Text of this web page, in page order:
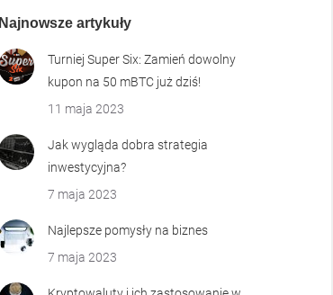
Najnowsze artykuły
Turniej Super Six: Zamień dowolny
kupon na 50 mBTC już dziś!
11 maja 2023
Jak wygląda dobra strategia
inwestycyjna?
7 maja 2023
Najlepsze pomysły na biznes
7 maja 2023